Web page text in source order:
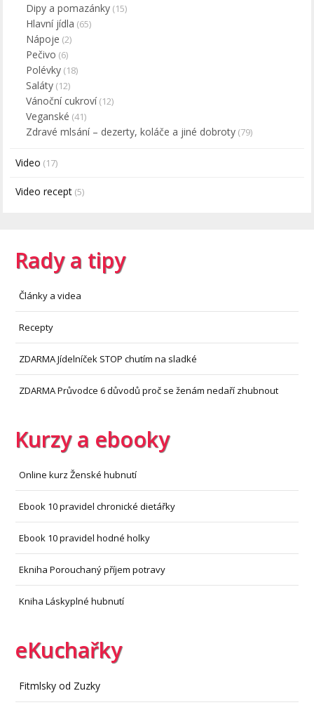
Dipy a pomazánky (15)
Hlavní jídla (65)
Nápoje (2)
Pečivo (6)
Polévky (18)
Saláty (12)
Vánoční cukroví(12)
Veganské (41)
Zdravé mlsání – dezerty, koláče a jiné dobroty (79)
Video (17)
Video recept (5)
Rady a tipy
Články a videa
Recepty
ZDARMA Jídelníček STOP chutím na sladké
ZDARMA Průvodce 6 důvodů proč se ženám nedaří zhubnout
Kurzy a ebooky
Online kurz Ženské hubnutí
Ebook 10 pravidel chronické dietářky
Ebook 10 pravidel hodné holky
Ekniha Porouchaný příjem potravy
Kniha Láskyplné hubnutí
eKuchařky
Fitmlsky od Zuzky